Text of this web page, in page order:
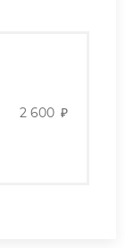
2 600 ₽